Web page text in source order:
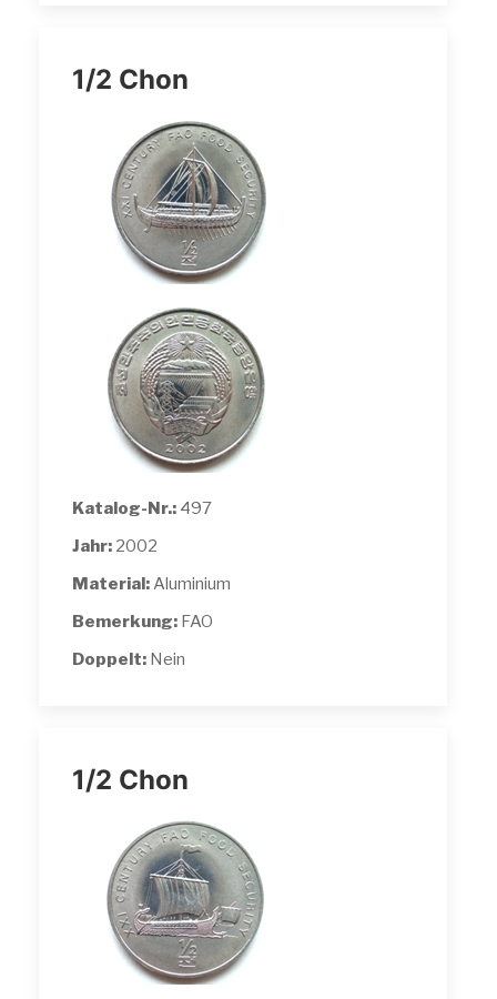
1/2 Chon
Katalog-Nr.: 497
Jahr: 2002
Material:Aluminium
Bemerkung: FAO
Doppelt: Nein
1/2 Chon